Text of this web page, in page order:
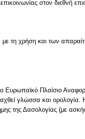
στον διεθνή
τη χρήση και των
Ευρωπαϊκό Πλαίσιο
γλώσσα και ορολογία.
της Δασολογίας (με